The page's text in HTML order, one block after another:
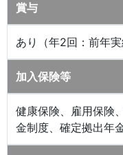
賞与
あり（年2回：前年
加入保険等
健康保険、雇用保険
金制度、確定拠出年